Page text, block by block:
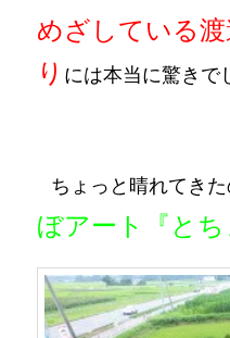
めざしている
り には本当に驚きで
ちょっと晴れてき
ぼアート『とち